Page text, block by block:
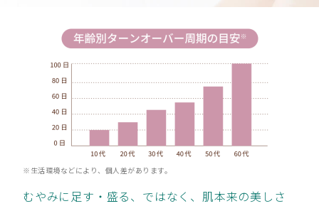
※生活環境などにより、個人差があります。
むやみに足す・盛る、ではなく、肌本来の美しさ